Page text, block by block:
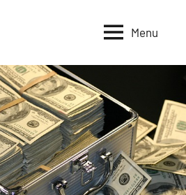
Menu